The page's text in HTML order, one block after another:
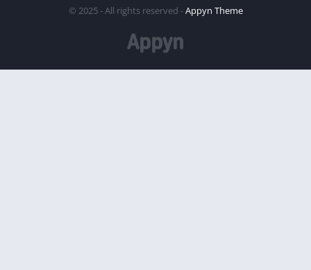
© 2025 - All rights reserved -Appyn Theme